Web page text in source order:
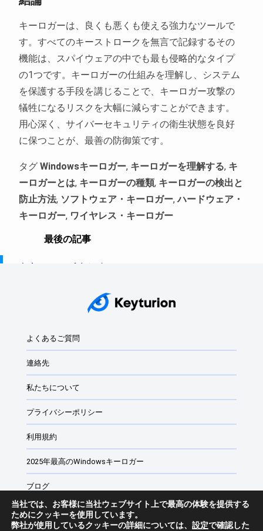
キーロガーは、良くも悪くも使える強力なツールで
す。すべてのキーストロークを無言で記録するその
機能は、スパイウェアの中でも最も侵略的なタイプ
の1つです。キーロガーの仕組みを理解し、システム
を保護する手段を講じることで、キーロガー攻撃の
犠牲になるリスクを大幅に減らすことができます。
用心深く、サイバーセキュリティの衛生状態を良好
に保つことが、最善の防御策です。
タグWindowsキーロガー, キーロガーを理解する, キ
ーロガーとは, キーロガーの種類, キーロガーの検出と
防止方法, ソフトウェア・キーロガー,ハードウェア・
キーロガー, ワイヤレス・キーロガー
最後の記事
Windows PCスパイソフト
Windowsキーロガー：Windowsキーロガーとは？
Windows用ベスト・モニタリング・ソフトウェア
Windows 11無料キーロガー
Windows用ペアレンタル・コントロール・ソフトウェア
ウェブサイト・モニタリング・ソフトウェア vs...
よくあるご質問
連絡先
私たちについて
プライバシーポリシー
利用規約
2025年最高のWindowsキーロガー
ブログ
従業員監視ソフトウェア
当社では、お客様に当社ウェブサイト上で最高の体験を提供する
ためにクッキーを使用しています。
弊社が使用しているクッキーの詳細については、 設定で確認した